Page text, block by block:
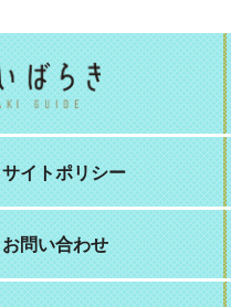
サイトポリシー
お問い合わせ